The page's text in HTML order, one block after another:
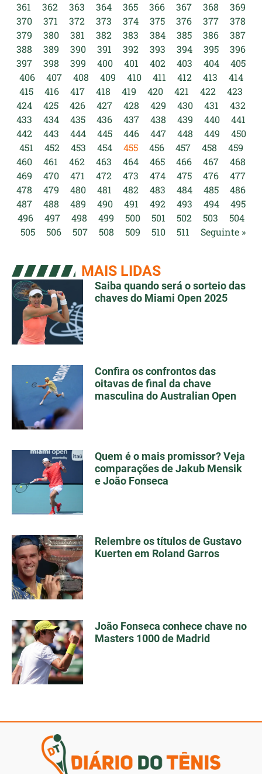
361
362 363 364 365 366 367 368
369
370
371 372 373 374 375 376 377
378
379
380 381 382 383 384 385 386
387
388
389 390 391 392 393 394 395
396
397
398 399 400 401 402 403 404
405
406
407 408 409 410 411 412 413
414
415
416 417 418 419 420 421 422
423
424
425 426 427 428 429 430 431
432
433
434 435 436 437 438 439 440
441
442
443 444 445 446 447 448 449
450
451
452 453 454 455 456 457 458
459
460
461 462 463 464 465 466 467
468
469
470 471 472 473 474 475 476
477
478
479 480 481 482 483 484 485
486
487
488 489 490 491 492 493 494
495
496
497 498 499 500 501 502 503
504
505
506 507 508 509 510 511 Seguinte »
MAIS LIDAS
Saiba quando será o sorteio das
chaves do Miami Open 2025
Confira os confrontos das
oitavas de final da chave
masculina do Australian Open
Quem é o mais promissor? Veja
comparações de Jakub Mensik
e João Fonseca
Relembre os títulos de Gustavo
Kuerten em Roland Garros
João Fonseca conhece chave no
Masters 1000 de Madrid